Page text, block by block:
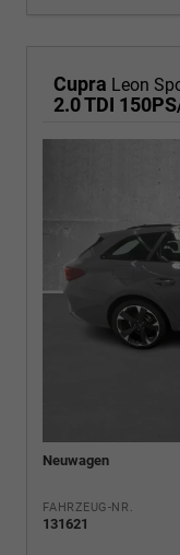
Cupra Leon
2.0 TDI
Neuwagen
FAHRZEUG-NR.
131621